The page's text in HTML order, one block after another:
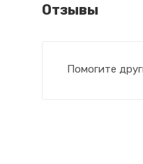
Отзывы
Помогите